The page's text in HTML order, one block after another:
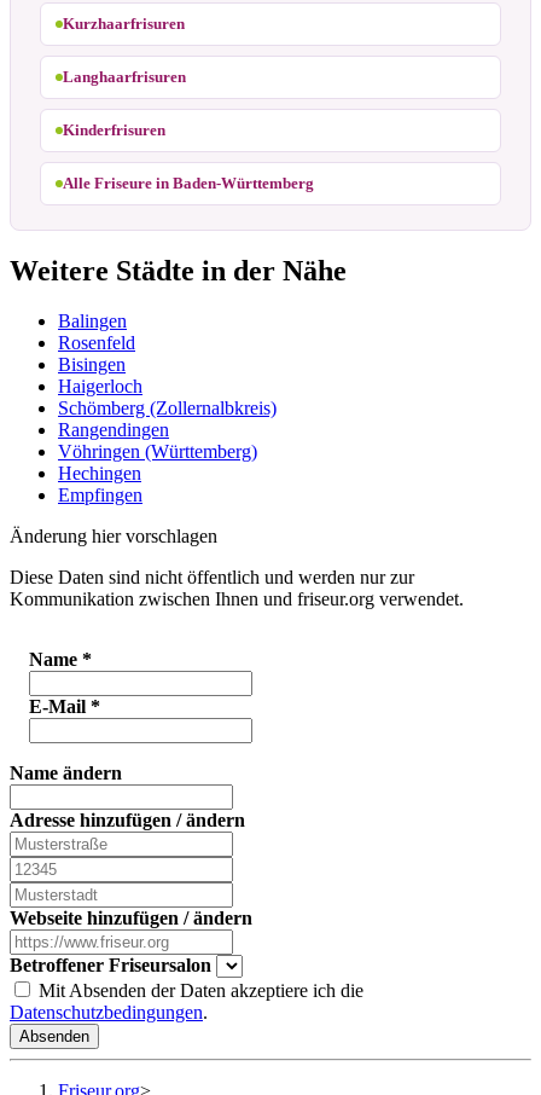
Kurzhaarfrisuren
Langhaarfrisuren
Kinderfrisuren
Alle Friseure in Baden-Württemberg
Weitere Städte in der Nähe
Balingen
Rosenfeld
Bisingen
Haigerloch
Schömberg (Zollernalbkreis)
Rangendingen
Vöhringen (Württemberg)
Hechingen
Empfingen
Änderung hier vorschlagen
Diese Daten sind nicht öffentlich und werden nur zur
Kommunikation zwischen Ihnen und friseur.org verwendet.
Name *
E-Mail *
Name ändern
Adresse hinzufügen / ändern
Webseite hinzufügen / ändern
Betroffener Friseursalon
Mit Absenden der Daten akzeptiere ich die
Datenschutzbedingungen.
Absenden